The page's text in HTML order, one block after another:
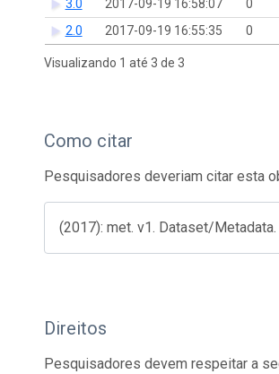
3.0
2017-09-19 16:58:07 0
2.0
2017-09-19 16:55:35 0
Visualizando 1 até 3 de 3
Como citar
Pesquisadores deveriam citar esta
(2017): met. v1. Dataset/
Direitos
Pesquisadores devem respeitar a